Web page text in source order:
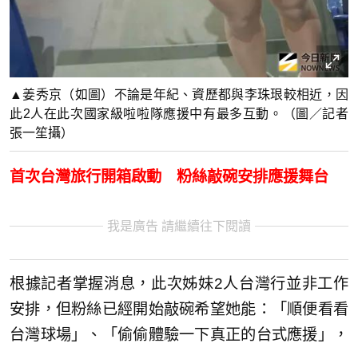
▲姜秀京（如圖）不論是年紀、資歷都與李珠珢較相近，因
此2人在此次國家級啦啦隊應援中有最多互動。（圖／記者
張一笙攝）
首次台灣旅行開箱啟動 粉絲敲碗安排應援舞台
我是廣告 請繼續往下閱讀
根據記者掌握消息，此次姊妹2人台灣行並非工作
安排，但粉絲已經開始敲碗希望她能：「順便看看
台灣球場」、「偷偷體驗一下真正的台式應援」，